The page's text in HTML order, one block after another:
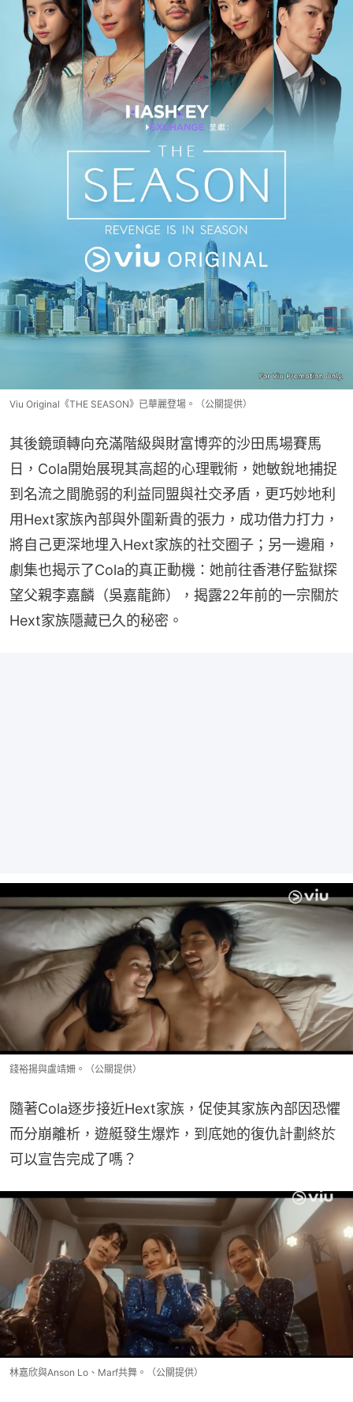
Viu Original《THE SEASON》已華麗登場。（公關提供）
其後鏡頭轉向充滿階級與財富博弈的沙田馬場賽馬
日，Cola開始展現其高超的心理戰術，她敏銳地捕捉
到名流之間脆弱的利益同盟與社交矛盾，更巧妙地利
用Hext家族內部與外圍新貴的張力，成功借力打力，
將自己更深地埋入Hext家族的社交圈子；另一邊廂，
劇集也揭示了Cola的真正動機：她前往香港仔監獄探
望父親李嘉麟（吳嘉龍飾），揭露22年前的一宗關於
Hext家族隱藏已久的秘密。
錢裕揚與盧靖姍。（公關提供）
隨著Cola逐步接近Hext家族，促使其家族內部因恐懼
而分崩離析，遊艇發生爆炸，到底她的復仇計劃終於
可以宣告完成了嗎？
林嘉欣與Anson Lo、Marf共舞。（公關提供）